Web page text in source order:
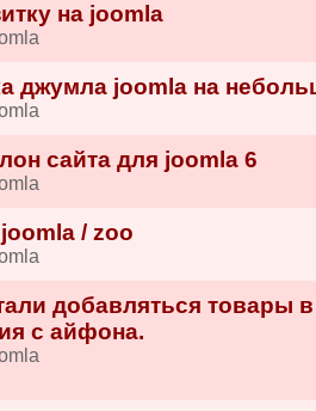
на joomla
джумла joomla на
сайта для joomla 6
/ zoo
добавляться товары
с айфона.